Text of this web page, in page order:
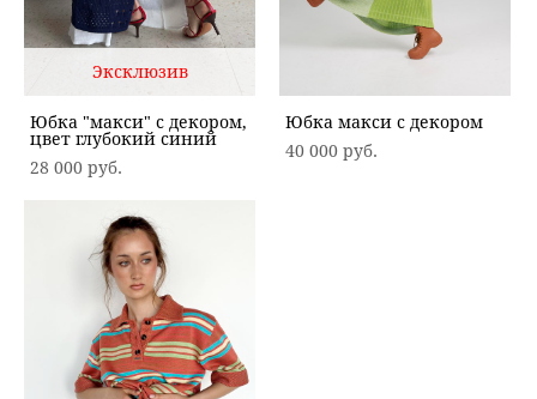
Эксклюзив
Юбка "макси" с декором,
цвет глубокий синий
28 000 pуб.
Юбка макси с декором
40 000 pуб.